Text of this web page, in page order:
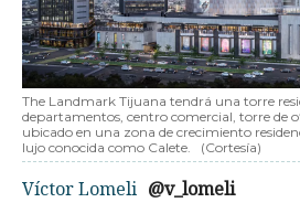
The Landmark Tijuana tendrá una torre
departamentos, centro comercial, torre de
ubicado en una zona de crecimiento
lujo conocida como Calete.
(Cortesía)
Víctor Lomeli @v_lomeli